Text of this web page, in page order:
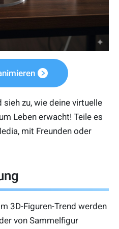
sieh zu, wie deine virtuelle
Leben erwacht! Teile es
mit Freunden oder
3D-Figuren-Trend werden
von Sammelfigur